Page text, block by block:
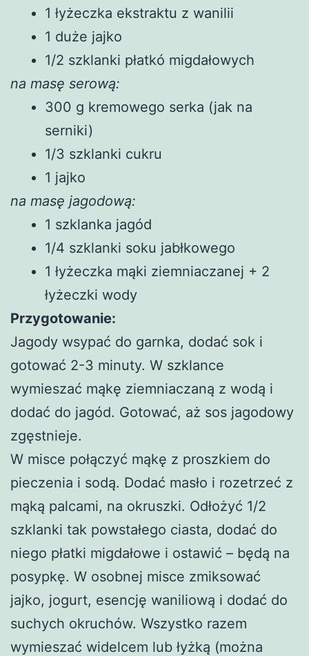
1 łyżeczka ekstraktu z wanilii
1 duże jajko
1/2 szklanki płatkó migdałowych
na masę serową:
300 g kremowego serka (jak na
serniki)
1/3 szklanki cukru
1 jajko
na masę jagodową:
1 szklanka jagód
1/4 szklanki soku jabłkowego
1 łyżeczka mąki ziemniaczanej + 2
łyżeczki wody
Przygotowanie:
Jagody wsypać do garnka, dodać sok i
gotować 2-3 minuty. W szklance
wymieszać mąkę ziemniaczaną z wodą i
dodać do jagód. Gotować, aż sos jagodowy
zgęstnieje.
W misce połączyć mąkę z proszkiem do
pieczenia i sodą. Dodać masło i rozetrzeć z
mąką palcami, na okruszki. Odłożyć 1/2
szklanki tak powstałego ciasta, dodać do
niego płatki migdałowe i ostawić – będą na
posypkę. W osobnej misce zmiksować
jajko, jogurt, esencję waniliową i dodać do
suchych okruchów. Wszystko razem
wymieszać widelcem lub łyżką (można